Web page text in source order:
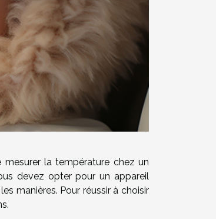
la température chez un
devez opter pour un appareil
manières. Pour réussir à choisir